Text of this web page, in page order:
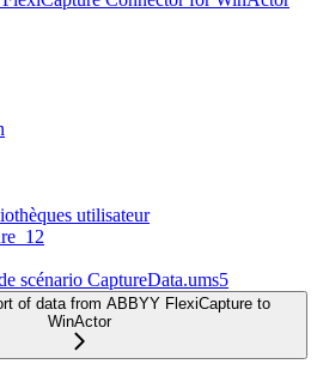
utilisateur
scénario CaptureData.ums5
of data from ABBYY FlexiCapture to
WinActor